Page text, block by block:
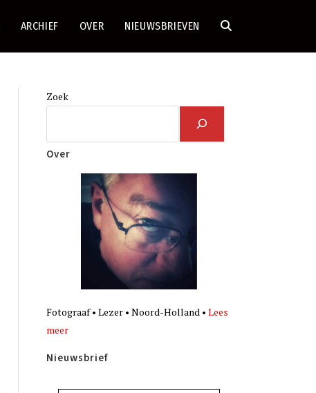
ARCHIEF OVER NIEUWSBRIEVEN TOGGLE
Zoek
Over
Fotograaf • Lezer • Noord-Holland • Lees
meer
Nieuwsbrief